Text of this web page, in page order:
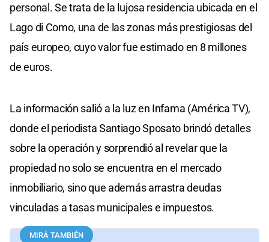
personal. Se trata de la lujosa residencia ubicada en el
Lago di Como, una de las zonas más prestigiosas del
país europeo, cuyo valor fue estimado en 8 millones
de euros.
La información salió a la luz en Infama (América TV),
donde el periodista Santiago Sposato brindó detalles
sobre la operación y sorprendió al revelar que la
propiedad no solo se encuentra en el mercado
inmobiliario, sino que además arrastra deudas
vinculadas a tasas municipales e impuestos.
MIRÁ TAMBIÉN